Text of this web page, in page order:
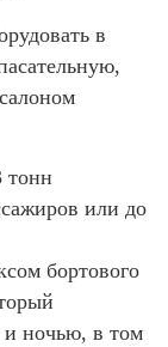
в
тонн
или до
бортового
и ночью, в том